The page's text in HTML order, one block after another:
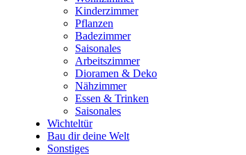
Kinderzimmer
Pflanzen
Badezimmer
Saisonales
Arbeitszimmer
Dioramen & Deko
Nähzimmer
Essen & Trinken
Saisonales
Wichteltür
Bau dir deine Welt
Sonstiges